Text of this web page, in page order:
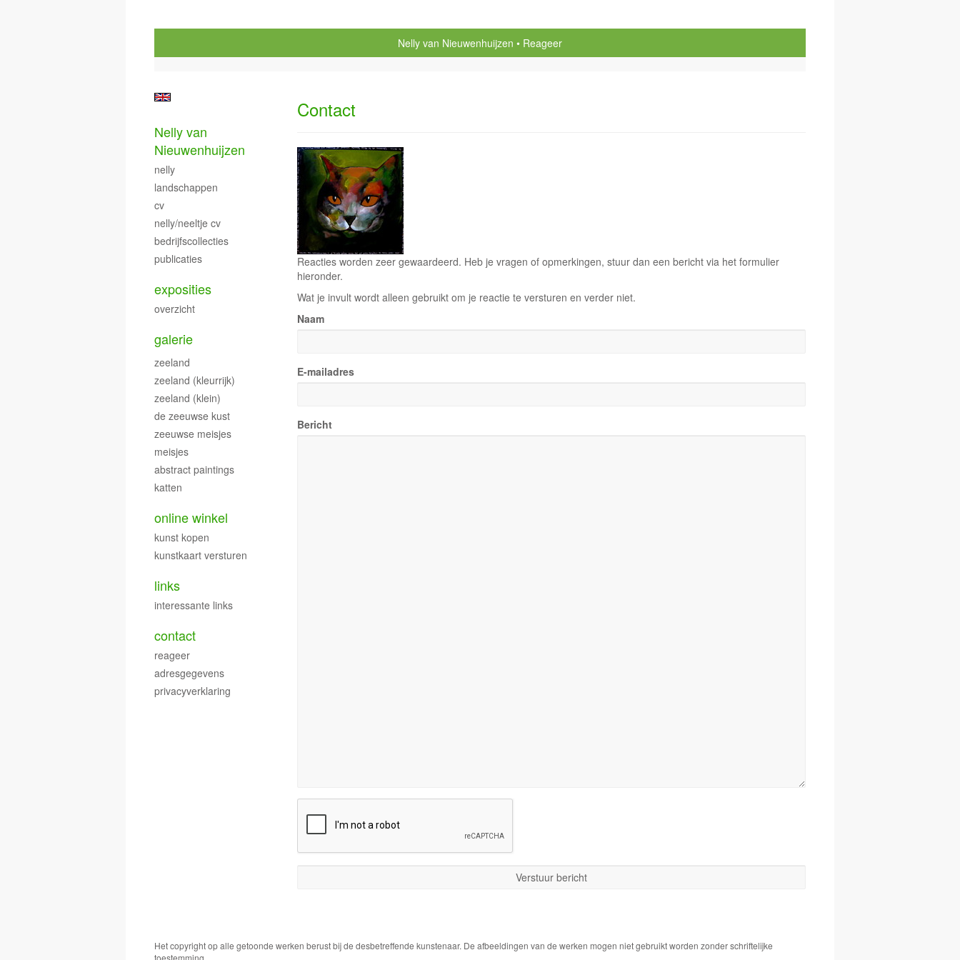
Nelly van Nieuwenhuijzen Reageer
Contact
Reacties worden zeer gewaardeerd. Heb je vragen of opmerkingen, stuur dan een bericht via het formulier
hieronder.
Wat je invult wordt alleen gebruikt om je reactie te versturen en verder niet.
Naam
E-mailadres
Bericht
Nelly van
Nieuwenhuijzen
nelly
landschappen
cv
nelly/neeltje cv
bedrijfscollecties
publicaties
exposities
overzicht
galerie
zeeland
zeeland (kleurrijk)
zeeland (klein)
de zeeuwse kust
zeeuwse meisjes
meisjes
abstract paintings
katten
online winkel
kunst kopen
kunstkaart versturen
links
interessante links
contact
reageer
adresgegevens
privacyverklaring
Het copyright op alle getoonde werken berust bij de desbetreffende kunstenaar. De afbeeldingen van de werken mogen niet gebruikt worden zonder schriftelijke
toestemming.